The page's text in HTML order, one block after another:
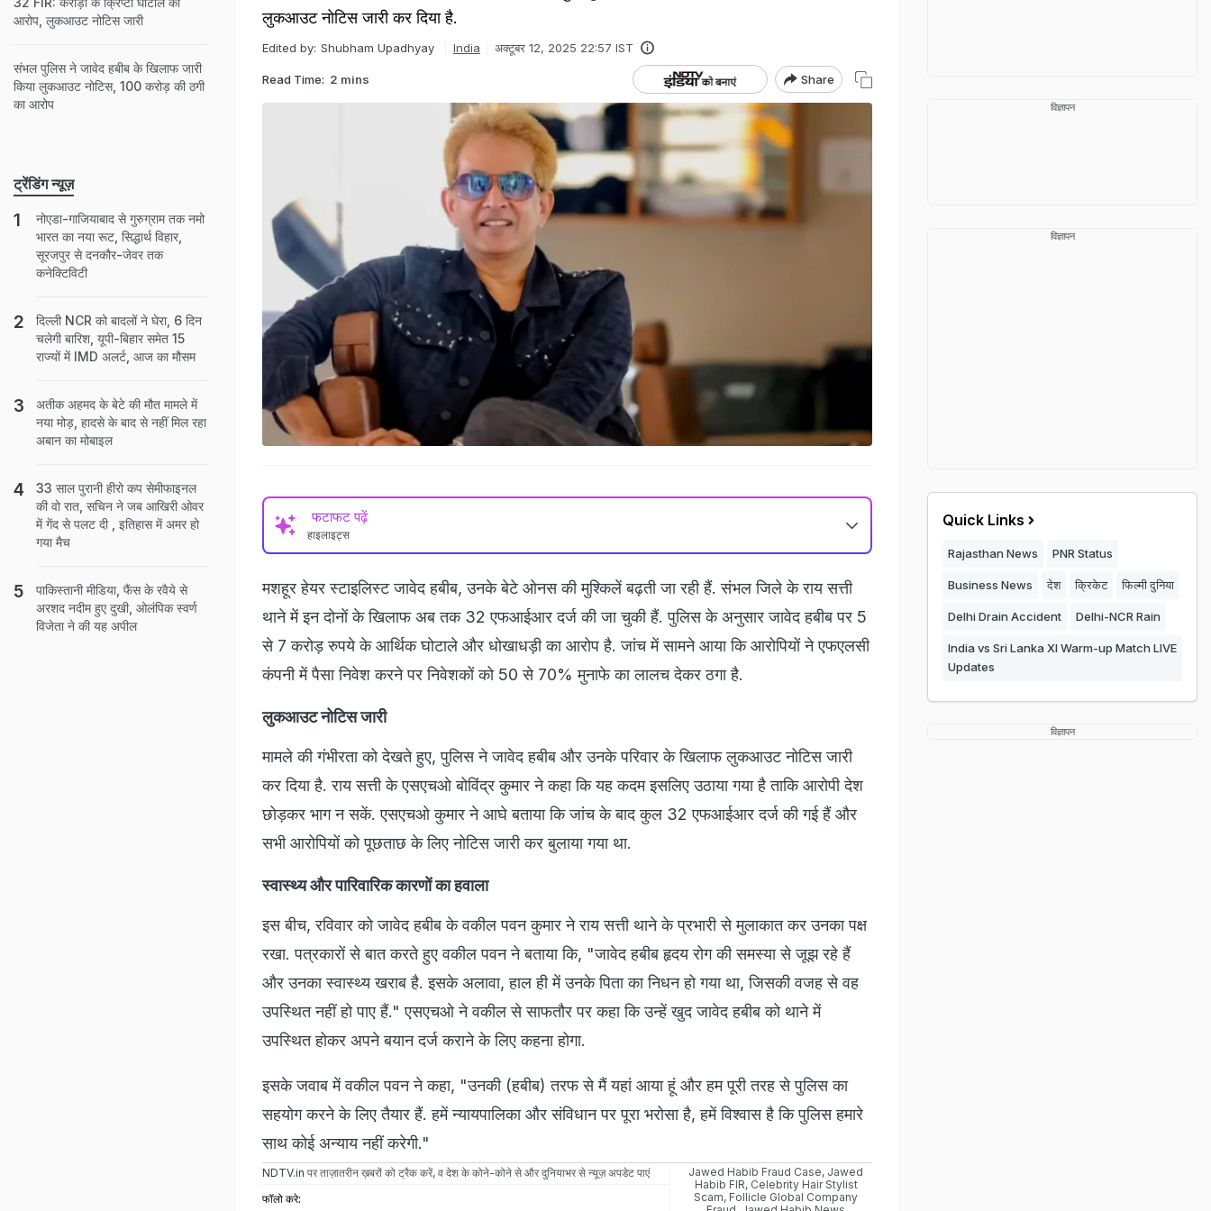
लुकआउट नोटिस जारी कर दिया है.
Edited by: Shubham Upadhyay India अक्टूबर 12, 2025 22:57 IST
Read Time: 2 mins Share
फटाफट पढ़ें
हाइलाइट्स
मशहूर हेयर स्टाइलिस्ट जावेद हबीब, उनके बेटे ओनस की मुश्किलें बढ़ती जा रही हैं. संभल जिले के राय सत्ती
थाने में इन दोनों के खिलाफ अब तक 32 एफआईआर दर्ज की जा चुकी हैं. पुलिस के अनुसार जावेद हबीब पर 5
से 7 करोड़ रुपये के आर्थिक घोटाले और धोखाधड़ी का आरोप है. जांच में सामने आया कि आरोपियों ने एफएलसी
कंपनी में पैसा निवेश करने पर निवेशकों को 50 से 70% मुनाफे का लालच देकर ठगा है.
लुकआउट नोटिस जारी
मामले की गंभीरता को देखते हुए, पुलिस ने जावेद हबीब और उनके परिवार के खिलाफ लुकआउट नोटिस जारी
कर दिया है. राय सत्ती के एसएचओ बोविंद्र कुमार ने कहा कि यह कदम इसलिए उठाया गया है ताकि आरोपी देश
छोड़कर भाग न सकें. एसएचओ कुमार ने आघे बताया कि जांच के बाद कुल 32 एफआईआर दर्ज की गई हैं और
सभी आरोपियों को पूछताछ के लिए नोटिस जारी कर बुलाया गया था.
स्वास्थ्य और पारिवारिक कारणों का हवाला
इस बीच, रविवार को जावेद हबीब के वकील पवन कुमार ने राय सत्ती थाने के प्रभारी से मुलाकात कर उनका पक्ष
रखा. पत्रकारों से बात करते हुए वकील पवन ने बताया कि, "जावेद हबीब हृदय रोग की समस्या से जूझ रहे हैं
और उनका स्वास्थ्य खराब है. इसके अलावा, हाल ही में उनके पिता का निधन हो गया था, जिसकी वजह से वह
उपस्थित नहीं हो पाए हैं." एसएचओ ने वकील से साफतौर पर कहा कि उन्हें खुद जावेद हबीब को थाने में
उपस्थित होकर अपने बयान दर्ज कराने के लिए कहना होगा.
इसके जवाब में वकील पवन ने कहा, "उनकी (हबीब) तरफ से मैं यहां आया हूं और हम पूरी तरह से पुलिस का
सहयोग करने के लिए तैयार हैं. हमें न्यायपालिका और संविधान पर पूरा भरोसा है, हमें विश्वास है कि पुलिस हमारे
साथ कोई अन्याय नहीं करेगी."
NDTV.in पर ताज़ातरीन ख़बरों को ट्रैक करें, व देश के कोने-कोने से और दुनियाभर से न्यूज़ अपडेट पाएं
फॉलो करे:
Jawed Habib Fraud Case, Jawed
Habib FIR, Celebrity Hair Stylist
Scam, Follicle Global Company
आरोप, लुकआउट नोटिस जारी
संभल पुलिस ने जावेद हबीब के खिलाफ जारी
किया लुकआउट नोटिस, 100 करोड़ की ठगी
का आरोप
ट्रेंडिंग न्यूज़
नोएडा-गाजियाबाद से गुरुग्राम तक नमो
भारत का नया रूट, सिद्धार्थ विहार,
सूरजपुर से दनकौर-जेवर तक
कनेक्टिविटी
दिल्ली NCR को बादलों ने घेरा, 6 दिन
चलेगी बारिश, यूपी-बिहार समेत 15
राज्यों में IMD अलर्ट, आज का मौसम
अतीक अहमद के बेटे की मौत मामले में
नया मोड़, हादसे के बाद से नहीं मिल रहा
अबान का मोबाइल
33 साल पुरानी हीरो कप सेमीफाइनल
की वो रात, सचिन ने जब आखिरी ओवर
में गेंद से पलट दी , इतिहास में अमर हो
गया मैच
पाकिस्तानी मीडिया, फैंस के रवैये से
अरशद नदीम हुए दुखी, ओलंपिक स्वर्ण
विजेता ने की यह अपील
विज्ञापन
विज्ञापन
Quick Links
Rajasthan News PNR Status
Business News देश क्रिकेट फिल्मी दुनिया
Delhi Drain Accident Delhi-NCR Rain
India vs Sri Lanka XI Warm-up Match LIVE
Updates
विज्ञापन